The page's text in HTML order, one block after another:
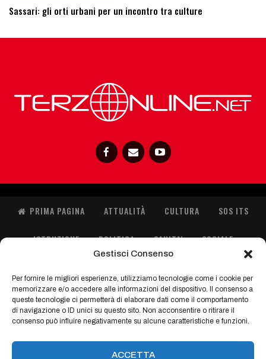
Gestisci Consenso
Per fornire le migliori esperienze, utilizziamo tecnologie come i cookie per
memorizzare e/o accedere alle informazioni del dispositivo. Il consenso a
queste tecnologie ci permetterà di elaborare dati come il comportamento
di navigazione o ID unici su questo sito. Non acconsentire o ritirare il
consenso può influire negativamente su alcune caratteristiche e funzioni.
ACCETTA
Sassari: ​gli orti urbani per un incontro tra culture
PRIMA PAGINA ATTUALITÀ CULTURA SOS ITS
ISTRUZIONE POLITICA SANITA’ SOCIALE
FASHION
Con il contributo di: